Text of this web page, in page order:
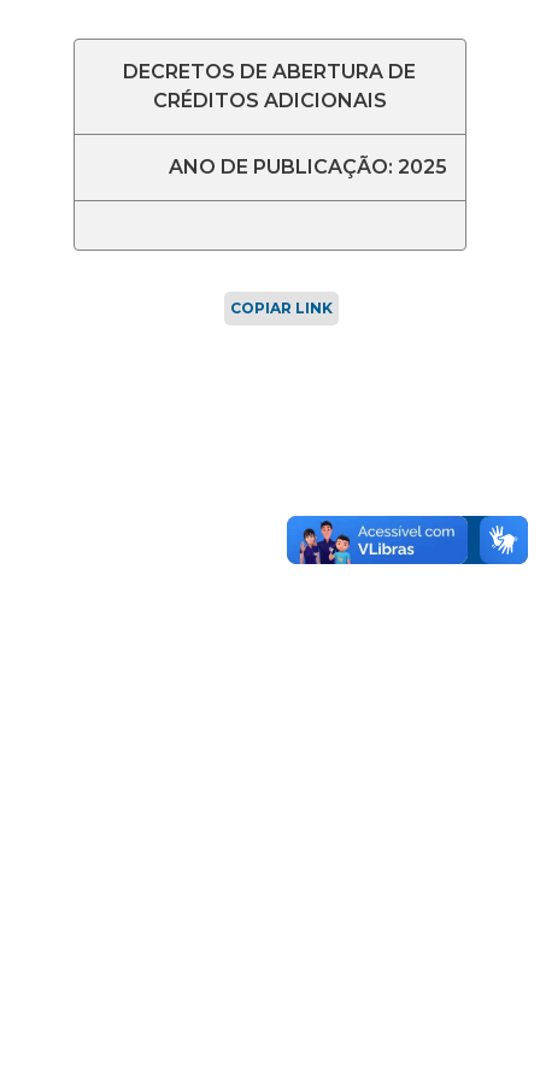
DECRETOS DE ABERTURA DE
CRÉDITOS ADICIONAIS
ANO DE PUBLICAÇÃO: 2025
COPIAR LINK